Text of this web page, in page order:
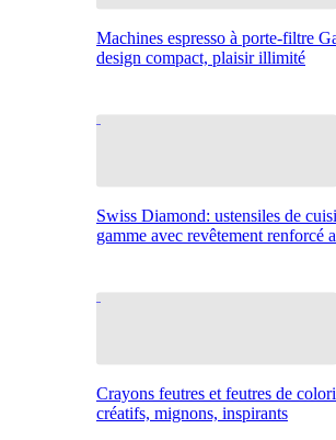
Machines espresso à porte-filtre
design compact, plaisir illimité
Swiss Diamond: ustensiles de
gamme avec revêtement renforcé
Crayons feutres et feutres de
créatifs, mignons, inspirants